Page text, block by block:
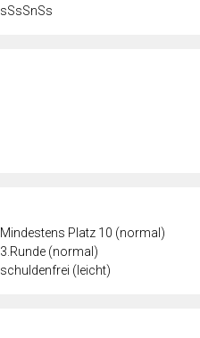
Mindestens Platz 10 (normal)
3.Runde (normal)
schuldenfrei (leicht)
sSsSnSs